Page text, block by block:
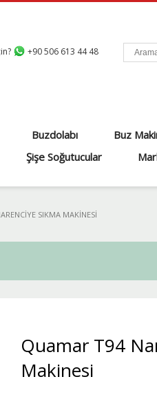
+90 506 613 44 48
Buzdolabı Buz
Şişe Soğutucular
SIKMA MAKINESI
Quamar T94
Makinesi